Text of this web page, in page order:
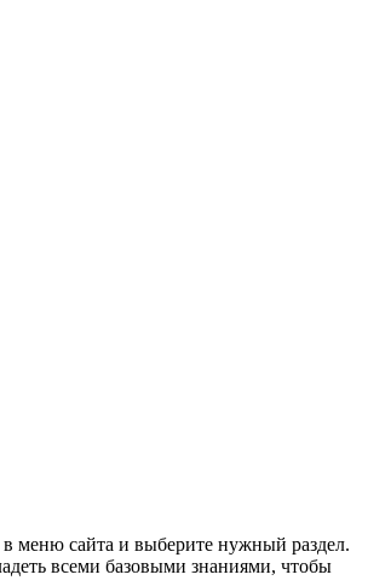
меню сайта и выберите нужный раздел.
всеми базовыми знаниями, чтобы